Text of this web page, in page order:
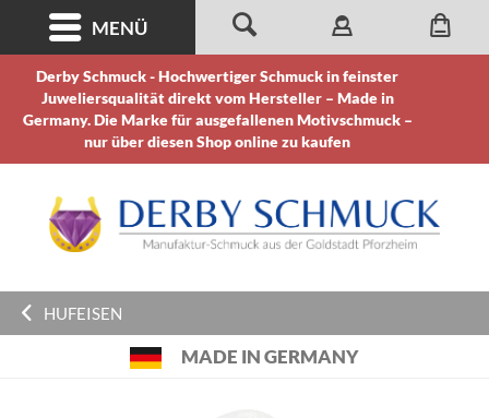
Derby Schmuck - Hochwertiger Schmuck in feinster
Juweliersqualität direkt vom Hersteller – Made in
Germany. Die Marke für ausgefallenen Motivschmuck –
nur über diesen Shop online zu kaufen
MENÜ
HUFEISEN
MADE IN GERMANY